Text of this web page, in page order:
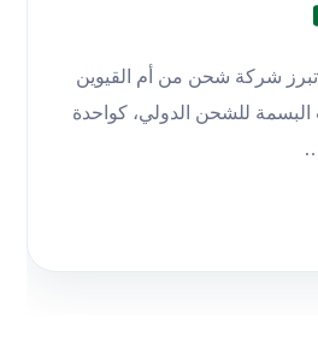
شركة شحن من أم القيوين
للشحن الدولي، كواحدة